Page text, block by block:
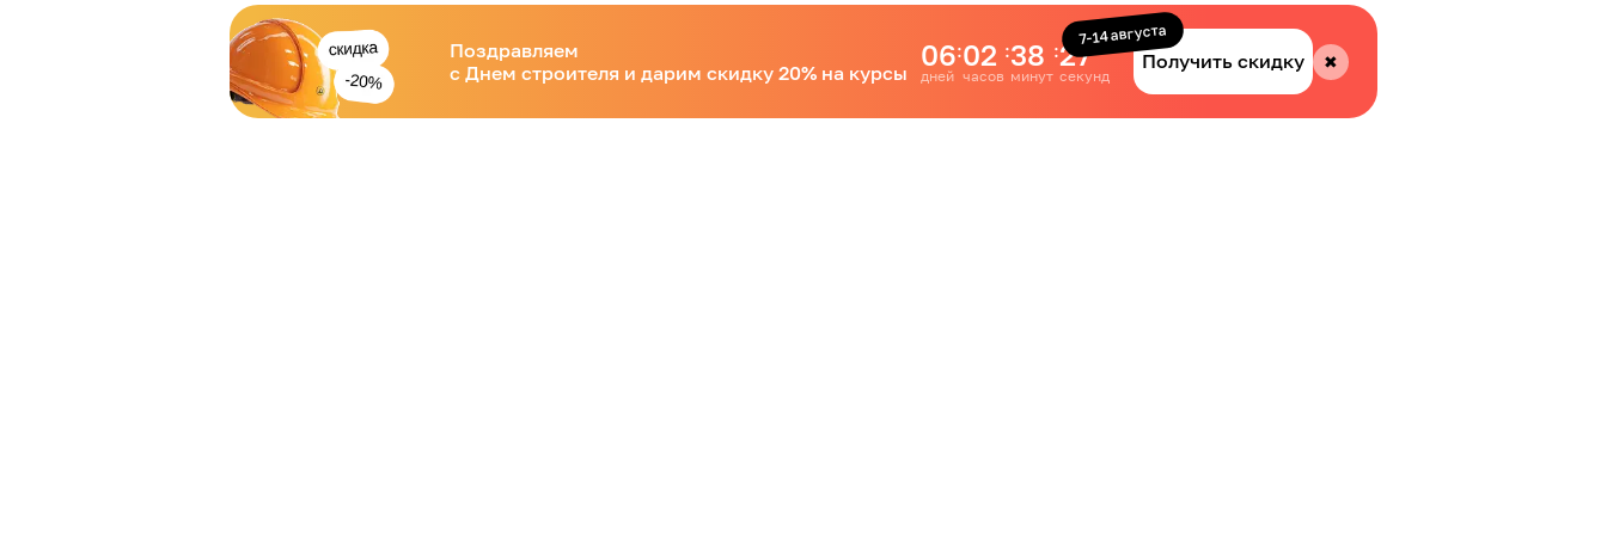
Поздравляем
с Днем строителя и дарим скидку 20% на курсы
06
дней
:02
часов
:38
минут
:27
секунд
Получить скидку
7-14 августа
✖